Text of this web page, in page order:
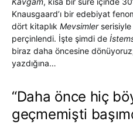
Knausgaard’ı bir edebiyat
dört kitaplık Mevsimlerserisiyle
perçinlendi. İşte şimdi de
biraz daha öncesine
yazdığına…
“Daha önce hiç
geçmemişti